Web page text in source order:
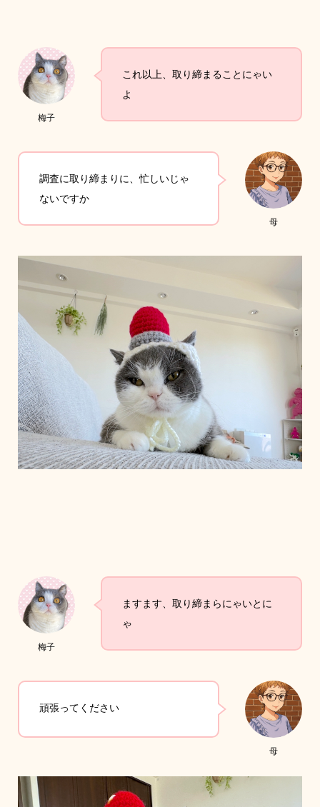
梅子
これ以上、取り締まることにゃい
よ
母
調査に取り締まりに、忙しいじゃ
ないですか
梅子
ますます、取り締まらにゃいとに
ゃ
母
頑張ってください